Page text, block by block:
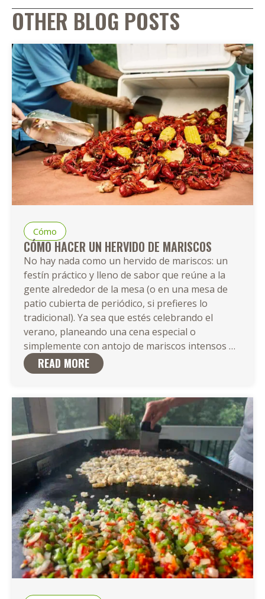
OTHER BLOG POSTS
Cómo
CÓMO HACER UN HERVIDO DE MARISCOS
No hay nada como un hervido de mariscos: un
festín práctico y lleno de sabor que reúne a la
gente alrededor de la mesa (o en una mesa de
patio cubierta de periódico, si prefieres lo
tradicional). Ya sea que estés celebrando el
verano, planeando una cena especial o
simplemente con antojo de mariscos intensos …
de
READ MORE